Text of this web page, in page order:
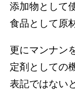
添加物として
食品として原
更にマンナン
定剤としての
表記ではない